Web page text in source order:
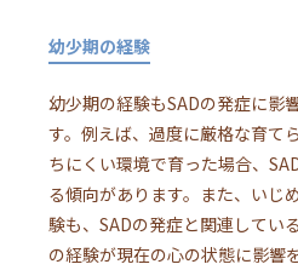
幼少期の経験
幼少期の経験もSADの発症に影
す。例えば、過度に厳格な育て
ちにくい環境で育った場合、
る傾向があります。また、いじ
験も、SADの発症と関連してい
の経験が現在の心の状態に影響